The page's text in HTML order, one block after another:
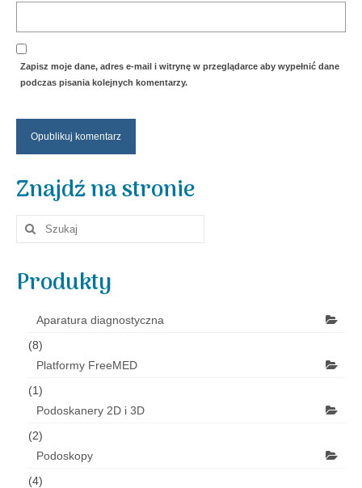
Zapisz moje dane, adres e-mail i witrynę w przeglądarce aby wypełnić dane
podczas pisania kolejnych komentarzy.
Znajdź na stronie
Szuklaj
Produkty
Aparatura diagnostyczna
(8)
Platformy FreeMED
(1)
Podoskanery 2D i 3D
(2)
Podoskopy
(4)